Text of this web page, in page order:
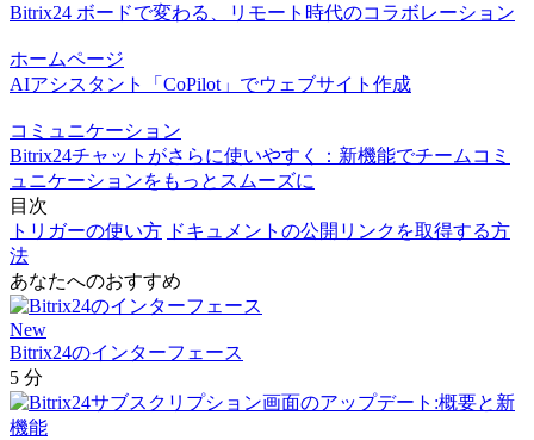
Bitrix24 ボードで変わる、リモート時代のコラボレーション
ホームページ
AIアシスタント「CoPilot」でウェブサイト作成
コミュニケーション
Bitrix24チャットがさらに使いやすく：新機能でチームコミ
ュニケーションをもっとスムーズに
目次
トリガーの使い方 ドキュメントの公開リンクを取得する方
法
あなたへのおすすめ
New
Bitrix24のインターフェース
5 分